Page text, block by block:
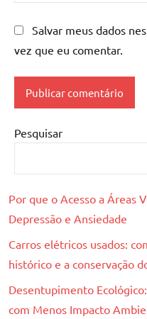
Salvar meus dados
vez que eu comentar.
Pesquisar
Por que o Acesso a Áreas
Depressão e Ansiedade
Carros elétricos usados:
histórico e a conservação
Desentupimento
com Menos Impacto